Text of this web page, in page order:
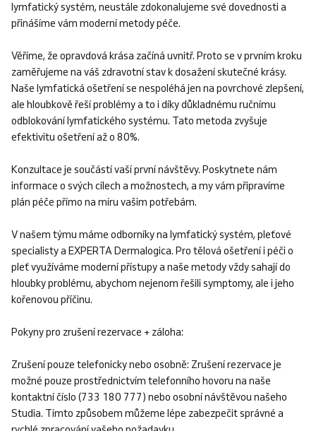
lymfatický systém, neustále zdokonalujeme své dovednosti a
přinášíme vám moderní metody péče.
Věříme, že opravdová krása začíná uvnitř. Proto se v prvním kroku
zaměřujeme na váš zdravotní stav k dosažení skutečné krásy.
Naše lymfatická ošetření se nespoléhá jen na povrchové zlepšení,
ale hloubkově řeší problémy a to i díky důkladnému ručnímu
odblokování lymfatického systému. Tato metoda zvyšuje
efektivitu ošetření až o 80%.
Konzultace je součástí vaší první návštěvy. Poskytnete nám
informace o svých cílech a možnostech, a my vám připravíme
plán péče přímo na míru vašim potřebám.
V našem týmu máme odborníky na lymfatický systém, pleťové
specialisty a EXPERTA Dermalogica. Pro tělová ošetření i péči o
pleť využíváme moderní přístupy a naše metody vždy sahají do
hloubky problému, abychom nejenom řešili symptomy, ale i jeho
kořenovou příčinu.
Pokyny pro zrušení rezervace + záloha:
Zrušení pouze telefonicky nebo osobně: Zrušení rezervace je
možné pouze prostřednictvím telefonního hovoru na naše
kontaktní číslo (733 180 777) nebo osobní návštěvou našeho
Studia. Tímto způsobem můžeme lépe zabezpečit správné a